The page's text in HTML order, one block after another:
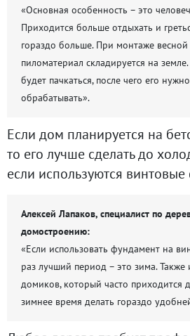
«Основная особенность – это
Приходится больше отдыхать и
гораздо больше. При монтаже
пиломатериал складируется на
будет пачкаться, после чего его
обрабатывать».
Если дом планируется на
то его лучше сделать до
если используются винтовые
Алексей Лапаков, специалист по
домостроению:
«Если использовать фундамент на
раз лучший период – это зима.
домиков, который часто приходится
зимнее время делать гораздо